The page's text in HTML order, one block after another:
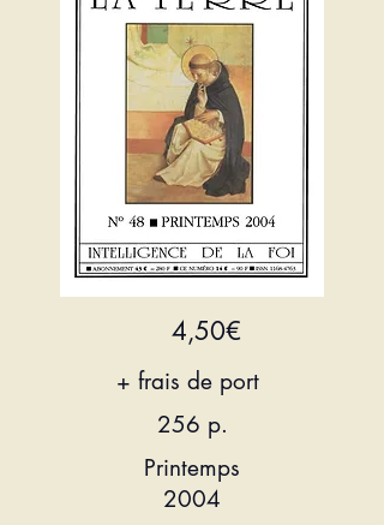
4,50€
+ frais de port
256 p.
Printemps
2004